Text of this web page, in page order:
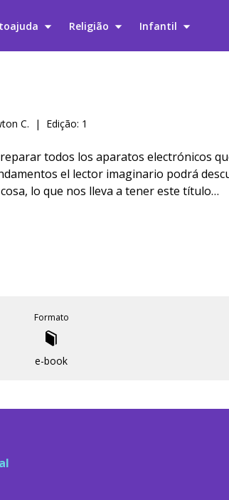
Religião Infantil
C. | Edição: 1
todos los aparatos electrónicos
el lector imaginario podrá
lo que nos lleva a tener este título
que le gusta reparar, tiene habilidad
profundo de la electrónica. Para él
ser reparados, las herramientas y
descubrir lo que pasa con aquella
podrán convertirse en
Formato
e-book